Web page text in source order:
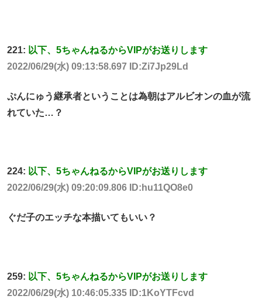
221: 以下、5ちゃんねるからVIPがお送りします
2022/06/29(水) 09:13:58.697 ID:Zi7Jp29Ld
ぷんにゅう継承者ということは為朝はアルビオンの血が流
れていた…？
224: 以下、5ちゃんねるからVIPがお送りします
2022/06/29(水) 09:20:09.806 ID:hu11QO8e0
ぐだ子のエッチな本描いてもいい？
259: 以下、5ちゃんねるからVIPがお送りします
2022/06/29(水) 10:46:05.335 ID:1KoYTFcvd